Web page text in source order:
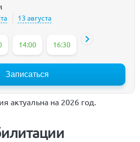
13 августа
14:00 16:30 17:00
Записаться
актуальна на 2026 год.